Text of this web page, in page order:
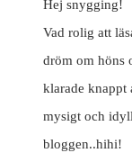
Hej snygging!
Vad rolig att
dröm om höns
klarade knappt
mysigt och
bloggen..hihi!